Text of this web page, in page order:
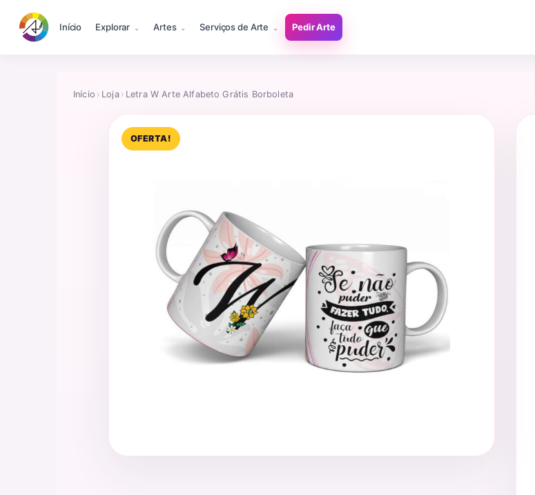
Início Explorar Artes Serviços de Arte Pedir Arte
Início › Loja › Letra W Arte Alfabeto Grátis Borboleta
OFERTA!